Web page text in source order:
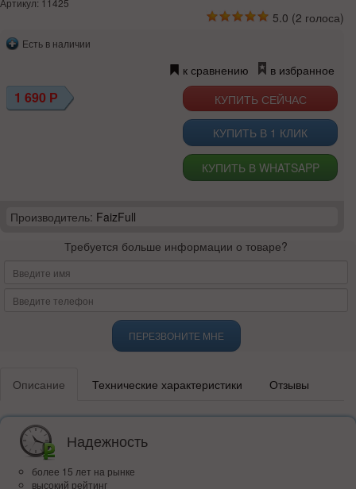
Артикул: 11425
5.0 (2 голоса)
Есть в наличии
к сравнению в избранное
1 690 Р
КУПИТЬ В 1 КЛИК
КУПИТЬ В WHATSAPP
Производитель: FaizFull
Требуется больше информации о товаре?
ПЕРЕЗВОНИТЕ МНЕ
Описание Технические характеристики Отзывы
Надежность
более 15 лет на рынке
высокий рейтинг